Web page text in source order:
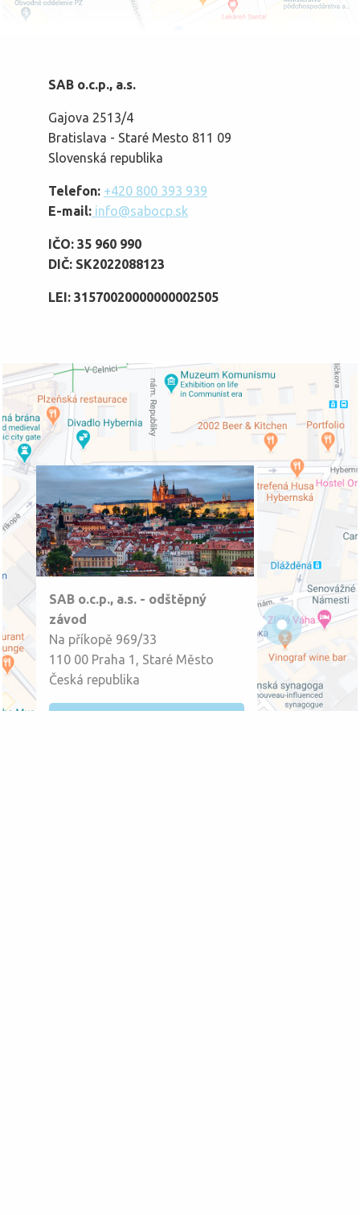
SAB o.c.p., a.s.
Gajova 2513/4
Bratislava - Staré Mesto 811 09
Slovenská republika
Telefon: +420 800 393 939
E-mail: info@sabocp.sk
IČO: 35 960 990
DIČ: SK2022088123
LEI: 31570020000000002505
SAB o.c.p., a.s. - odštěpný
závod
Na příkopě 969/33
110 00 Praha 1, Staré Město
Česká republika